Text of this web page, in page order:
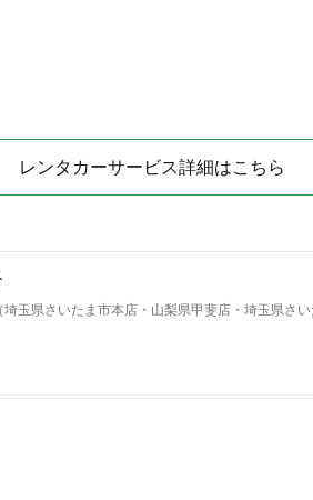
レンタカーサービス詳細はこちら
玉県さいたま市本店・山梨県甲斐店・埼玉県さ